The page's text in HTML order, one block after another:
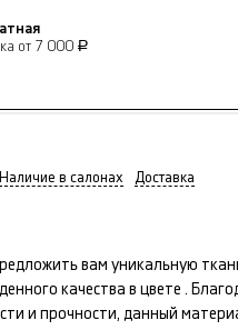
от 7 000 Р
Наличие в салонах Доставка
вам уникальную
качества в цвете .
и прочности, данный